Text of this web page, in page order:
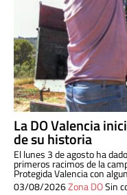
La DO Valencia
de su historia
El lunes 3 de agosto ha
primeros racimos de la
Protegida Valencia con
03/08/2026Zona DOSin